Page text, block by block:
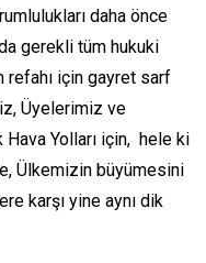
daha önce
gerekli tüm hukuki
için gayret sarf
Üyelerimiz ve
Hava Yolları için, hele ki
Ülkemizin büyümesini
karşı yine aynı dik